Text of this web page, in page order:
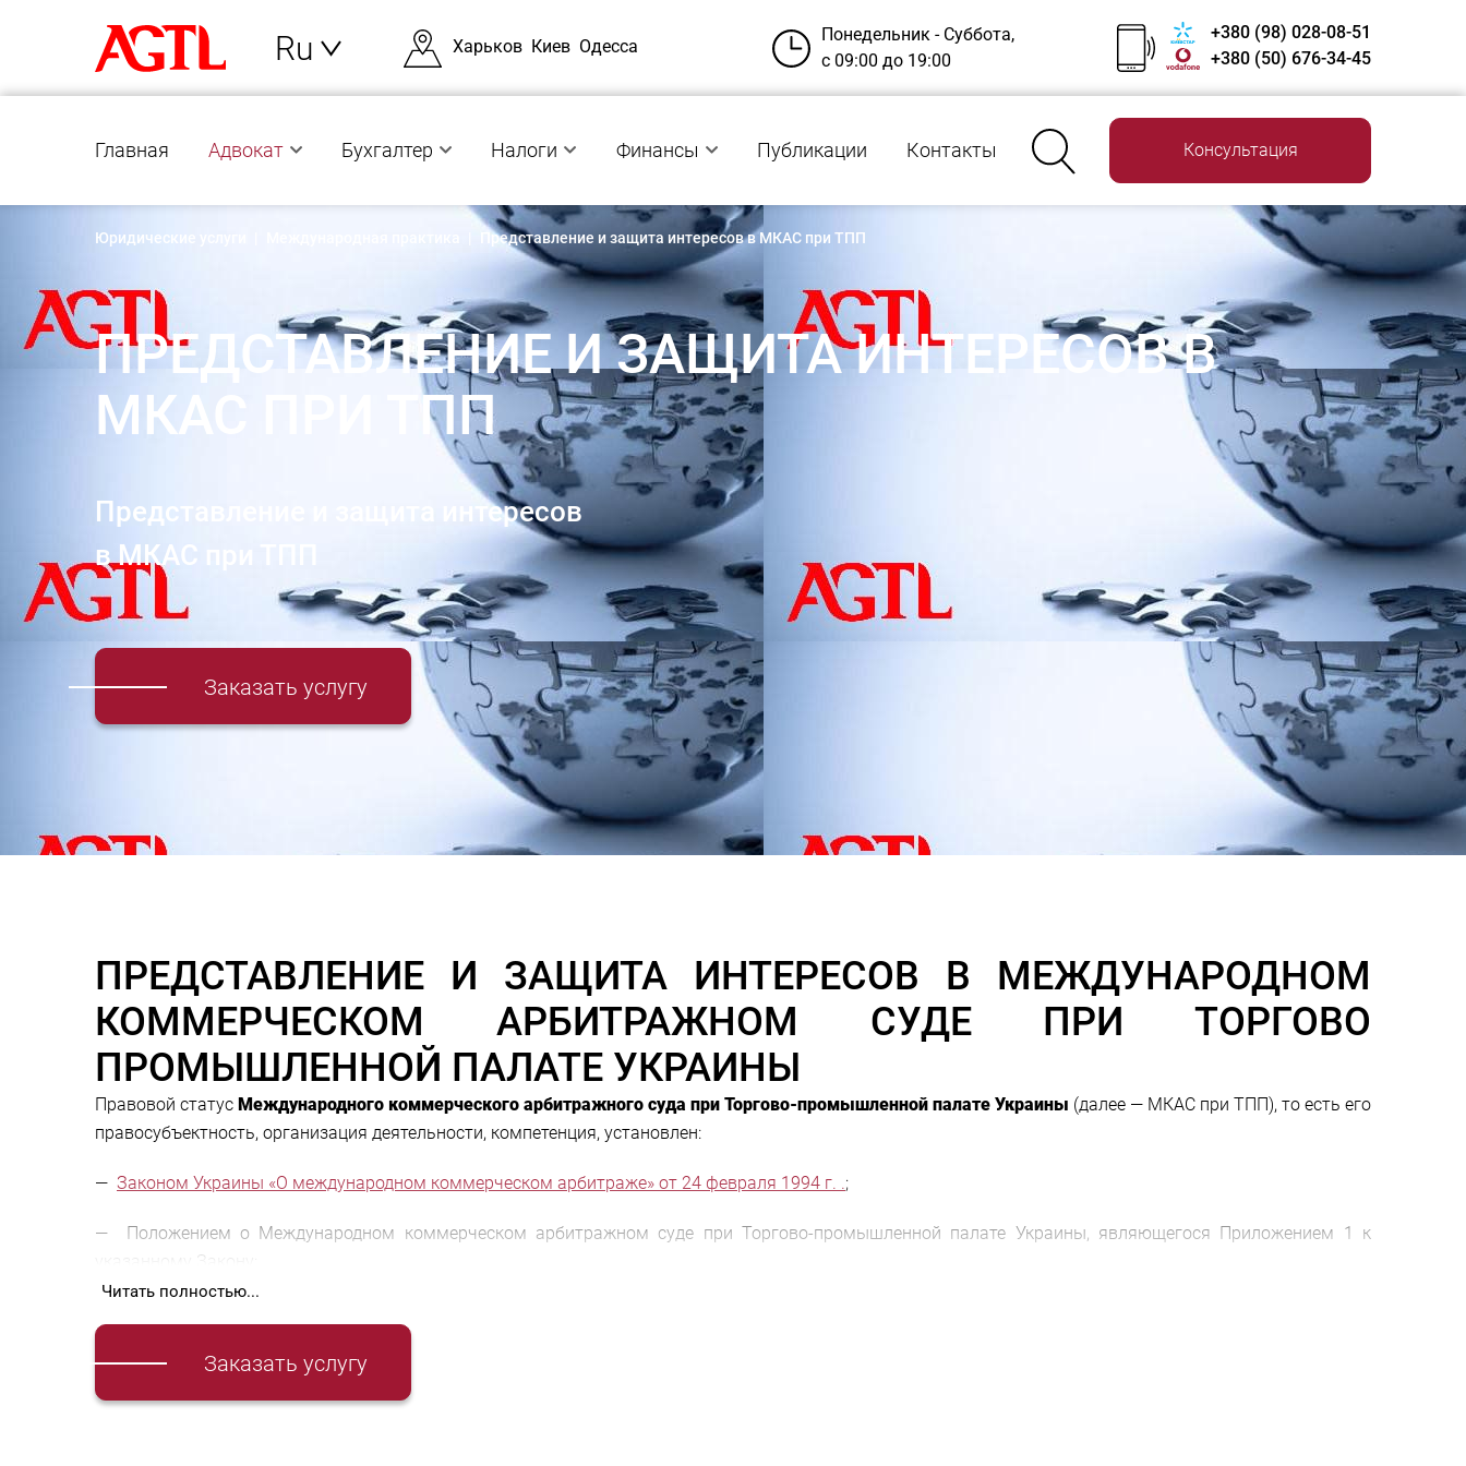
Ru Харьков Киев Одесса
Понедельник - Суббота,
с 09:00 до 19:00
+380 (98) 028-08-51
+380 (50) 676-34-45
Главная Адвокат Бухгалтер Налоги Финансы Публикации Контакты Консультация
Юридические услуги Представление и защита интересов в МКАС при ТПП
ПРЕДСТАВЛЕНИЕ И ЗАЩИТА ИНТЕРЕСОВ В
МКАС ПРИ ТПП
Представление и защита интересов
в МКАС при ТПП
Заказать услугу
ПРЕДСТАВЛЕНИЕ И ЗАЩИТА ИНТЕРЕСОВ В МЕЖДУНАРОДНОМ
КОММЕРЧЕСКОМ АРБИТРАЖНОМ СУДЕ ПРИ ТОРГОВО
ПРОМЫШЛЕННОЙ ПАЛАТЕ УКРАИНЫ
Правовой статус Международного коммерческого арбитражного суда при Торгово-промышленной палате Украины (далее — МКАС при ТПП), то есть его
правосубъектность, организация деятельности, компетенция, установлен:
— Законом Украины «О международном коммерческом арбитраже» от 24 февраля 1994 г. .;
— Положением о Международном коммерческом арбитражном суде при Торгово-промышленной палате Украины, являющегося Приложением 1 к
указанному Закону;
Международный коммерческий арбитражный суд является самостоятельным постоянно действующим арбитражным учреждением (третейским судом),
осуществляющим свою деятельность в соответствии с Законом Украины «О международном коммерческом арбитраже», которым утверждено Положение
Читать полностью...
Заказать услугу